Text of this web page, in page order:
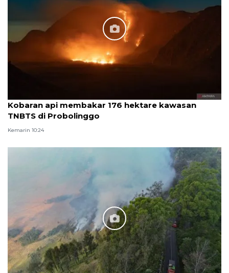
Kobaran api membakar 176 hektare kawasan
TNBTS di Probolinggo
Kemarin 10:24